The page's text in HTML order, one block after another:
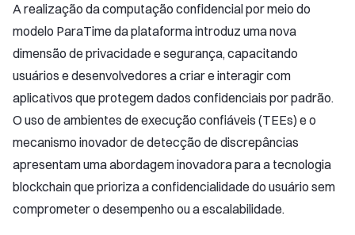
A realização da computação confidencial por meio do
modelo ParaTime da plataforma introduz uma nova
dimensão de privacidade e segurança, capacitando
usuários e desenvolvedores a criar e interagir com
aplicativos que protegem dados confidenciais por padrão.
O uso de ambientes de execução confiáveis (TEEs) e o
mecanismo inovador de detecção de discrepâncias
apresentam uma abordagem inovadora para a tecnologia
blockchain que prioriza a confidencialidade do usuário sem
comprometer o desempenho ou a escalabilidade.